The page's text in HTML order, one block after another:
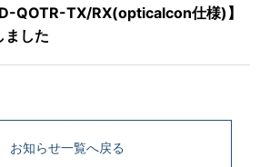
QOTR-TX/RX(opticalcon仕様)】
ました
お知らせ一覧へ戻る